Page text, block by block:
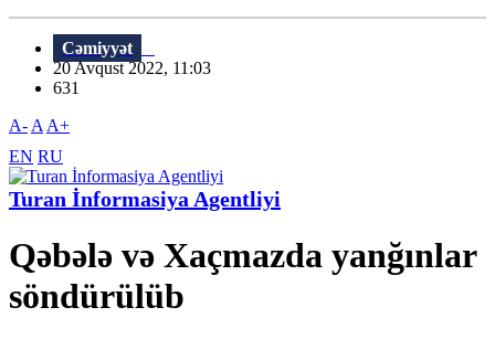
Cəmiyyət
20 Avqust 2022, 11:03
631
A- A A+
EN RU
Turan İnformasiya Agentliyi
Qəbələ və Xaçmazda yanğınlar
söndürülüb